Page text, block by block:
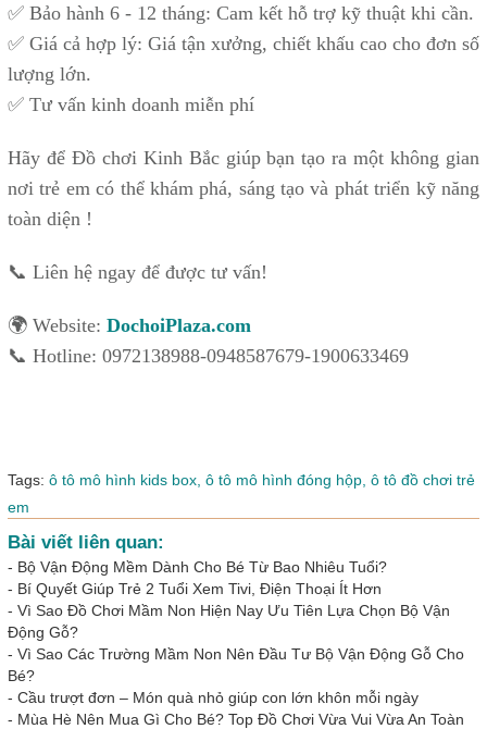
✅ Bảo hành 6 - 12 tháng: Cam kết hỗ trợ kỹ thuật khi cần.
✅ Giá cả hợp lý: Giá tận xưởng, chiết khấu cao cho đơn số
lượng lớn.
✅ Tư vấn kinh doanh miễn phí
Hãy để Đồ chơi Kinh Bắc giúp bạn tạo ra một không gian
nơi trẻ em có thể khám phá, sáng tạo và phát triển kỹ năng
toàn diện !
📞 Liên hệ ngay để được tư vấn!
🌍 Website: DochoiPlaza.com
📞 Hotline: 0972138988-0948587679-1900633469
Tags: ô tô mô hình kids box, ô tô mô hình đóng hộp, ô tô đồ chơi trẻ
em
Bài viết liên quan:
- Bộ Vận Động Mềm Dành Cho Bé Từ Bao Nhiêu Tuổi?
- Bí Quyết Giúp Trẻ 2 Tuổi Xem Tivi, Điện Thoại Ít Hơn
- Vì Sao Đồ Chơi Mầm Non Hiện Nay Ưu Tiên Lựa Chọn Bộ Vận
Động Gỗ?
- Vì Sao Các Trường Mầm Non Nên Đầu Tư Bộ Vận Động Gỗ Cho
Bé?
- Cầu trượt đơn – Món quà nhỏ giúp con lớn khôn mỗi ngày
- Mùa Hè Nên Mua Gì Cho Bé? Top Đồ Chơi Vừa Vui Vừa An Toàn